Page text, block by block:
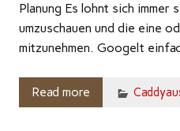
Planung Es lohnt sich immer
umzuschauen und die eine
mitzunehmen. Googelt
Read more